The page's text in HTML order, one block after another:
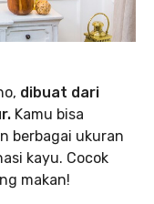
dibuat dari
Kamu bisa
berbagai ukuran
kayu. Cocok
makan!